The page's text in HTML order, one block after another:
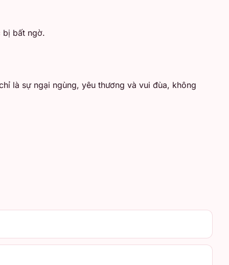
bị bất ngờ.
là sự ngại ngùng, yêu thương và vui đùa, không